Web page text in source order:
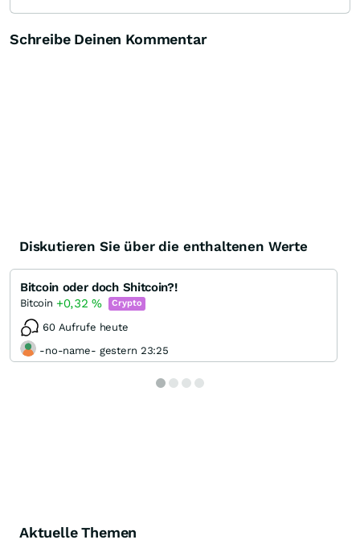
Schreibe Deinen Kommentar
Diskutieren Sie über die enthaltenen Werte
Bitcoin oder doch Shitcoin?!
Bitcoin +0,32% Crypto
60 Aufrufe heute
-no-name- gestern 23:25
Aktuelle Themen